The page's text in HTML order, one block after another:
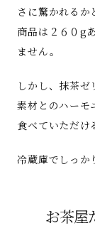
さに驚かれるか
商品は２６０g
ません。
しかし、抹茶
素材とのハーモ
食べていただけ
冷蔵庫でしっか
お茶屋